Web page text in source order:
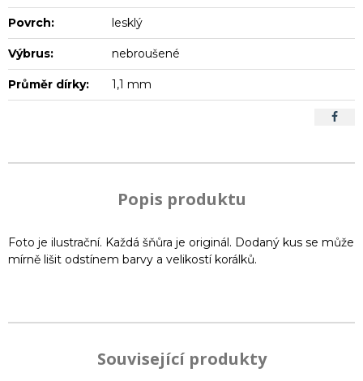
Povrch: lesklý
Výbrus: nebroušené
Průměr dírky: 1,1 mm
Popis produktu
Foto je ilustrační. Každá šňůra je originál. Dodaný kus se může
mírně lišit odstínem barvy a velikostí korálků.
Související produkty